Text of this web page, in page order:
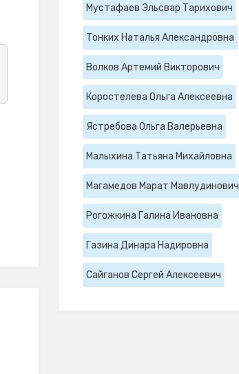
Мустафаев Эльсвар Тарихович
Тонких Наталья Александровна
Волков Артемий Викторович
Коростелева Ольга Алексеевна
Ястребова Ольга Валерьевна
Малыхина Татьяна Михайловна
Магамедов Марат Мавлудинович
Рогожкина Галина Ивановна
Газина Динара Надировна
Сайганов Сергей Алексеевич